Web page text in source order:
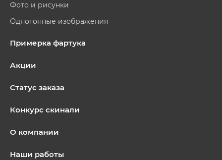
Фото и рисунки
Однотонные изображения
Примерка фартука
Акции
Статус заказа
Конкурс скинали
О компании
Наши работы